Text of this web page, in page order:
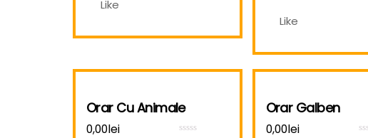
Like
Like
Orar Cu Animale
0,00lei
Orar Galben
0,00lei